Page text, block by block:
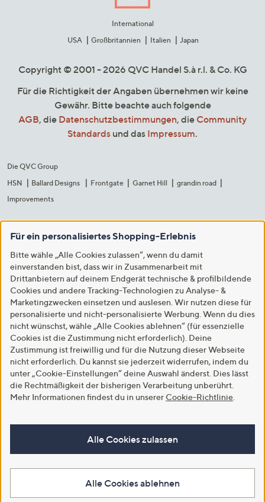
International
USA
Großbritannien Italien Japan
Copyright © 2001 - 2026 QVC Handel S.à r.l. & Co. KG
Für die Richtigkeit der Angaben übernehmen wir keine
Gewähr. Bitte beachte auch folgende
AGB, die Datenschutzbestimmungen, die Community
Standards und das Impressum.
Die QVC Group
HSN
Ballard Designs Frontgate Garnet Hill
grandin road
Improvements
Für ein personalisiertes Shopping-Erlebnis
Bitte wähle „Alle Cookies zulassen“, wenn du damit
einverstanden bist, dass wir in Zusammenarbeit mit
Drittanbietern auf deinem Endgerät technische & profilbildende
Cookies und andere Tracking-Technologien zu Analyse- &
Marketingzwecken einsetzen und auslesen. Wir nutzen diese für
personalisierte und nicht-personalisierte Werbung. Wenn du dies
nicht wünschst, wähle „Alle Cookies ablehnen“ (für essenzielle
Cookies ist die Zustimmung nicht erforderlich). Deine
Zustimmung ist freiwillig und für die Nutzung dieser Webseite
nicht erforderlich. Du kannst sie jederzeit widerrufen, indem du
unter „Cookie-Einstellungen“ deine Auswahl änderst. Dies lässt
die Rechtmäßigkeit der bisherigen Verarbeitung unberührt.
Mehr Informationen findest du in unserer Cookie-Richtlinie
Alle Cookies zulassen
Alle Cookies ablehnen